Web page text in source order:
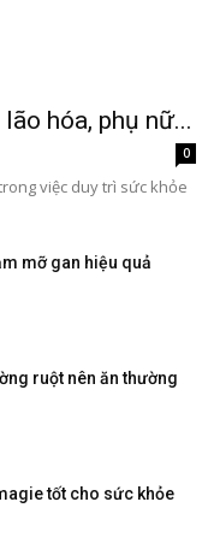
hóa, phụ nữ...
0
việc duy trì sức khỏe
mỡ gan hiệu quả
ruột nên ăn thường
tốt cho sức khỏe